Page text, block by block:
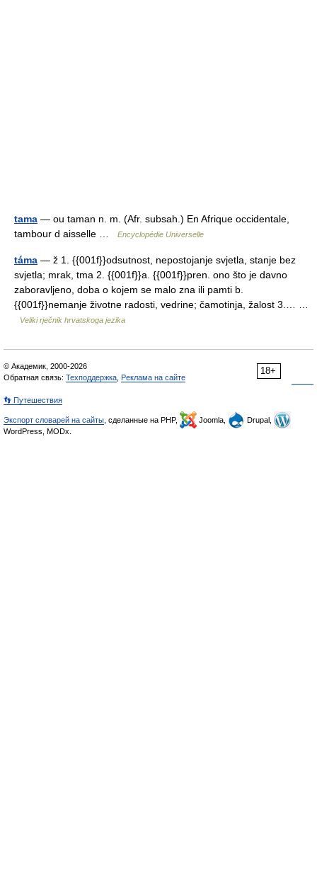
tama — ou taman n. m. (Afr. subsah.) En Afrique occidentale,
tambour d aisselle …
Encyclopédie Universelle
táma — ž 1. {{001f}}odsutnost, nepostojanje svjetla, stanje bez
svjetla; mrak, tma 2. {{001f}}a. {{001f}}pren. ono što je davno
zaboravljeno, doba o kojem se malo zna ili pamti b.
{{001f}}nemanje životne radosti, vedrine; čamotinja, žalost 3.… …
Veliki rječnik hrvatskoga jezika
18+
© Академик, 2000-2026
Обратная связь: Техподдержка Реклама на сайте
👣 Путешествия
Экспорт словарей на сайты , сделанные на PHP, Joomla,
Drupal,
WordPress, MODx.